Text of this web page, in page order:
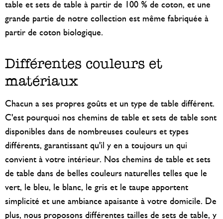
table et sets de table à partir de 100 % de coton, et une
grande partie de notre collection est même fabriquée à
partir de coton biologique.
Différentes couleurs et
matériaux
Chacun a ses propres goûts et un type de table différent.
C'est pourquoi nos chemins de table et sets de table sont
disponibles dans de nombreuses couleurs et types
différents, garantissant qu'il y en a toujours un qui
convient à votre intérieur. Nos chemins de table et sets
de table dans de belles couleurs naturelles telles que le
vert, le bleu, le blanc, le gris et le taupe apportent
simplicité et une ambiance apaisante à votre domicile. De
plus, nous proposons différentes tailles de sets de table, y